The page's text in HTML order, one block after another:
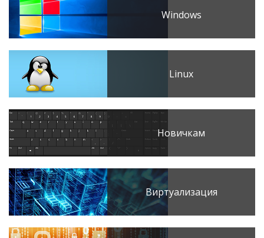
Windows
Linux
Новичкам
Виртуализация